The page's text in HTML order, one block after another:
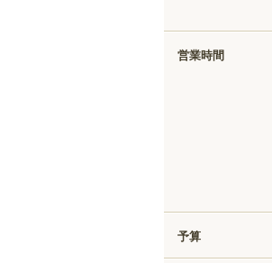
営業時間
予算